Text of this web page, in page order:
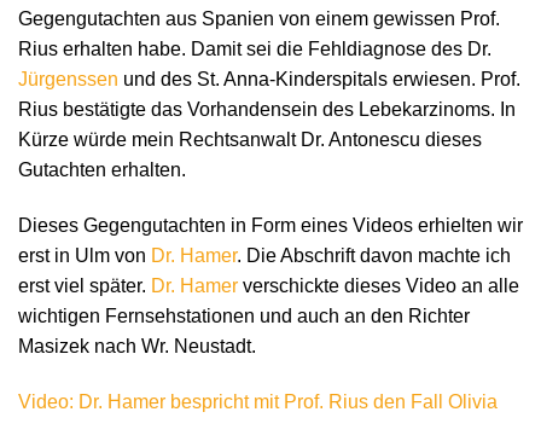
Gegengutachten aus Spanien von einem gewissen Prof.
Rius erhalten habe. Damit sei die Fehldiagnose des Dr.
Jürgenssen und des St. Anna-Kinderspitals erwiesen. Prof.
Rius bestätigte das Vorhandensein des Lebekarzinoms. In
Kürze würde mein Rechtsanwalt Dr. Antonescu dieses
Gutachten erhalten.
Dieses Gegengutachten in Form eines Videos erhielten wir
erst in Ulm von Dr. Hamer. Die Abschrift davon machte ich
erst viel später. Dr. Hamer verschickte dieses Video an alle
wichtigen Fernsehstationen und auch an den Richter
Masizek nach Wr. Neustadt.
Video: Dr. Hamer bespricht mit Prof. Rius den Fall Olivia